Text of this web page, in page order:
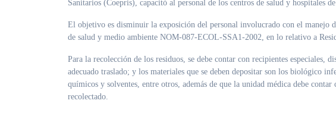
Sanitarios (Coepris), capacitó al personal de los centros de salud y hospitales
El objetivo es disminuir la exposición del personal involucrado con el
de salud y medio ambiente NOM-087-ECOL-SSA1-2002, en lo relativo a
Para la recolección de los residuos, se debe contar con recipientes especiales,
adecuado traslado; y los materiales que se deben depositar son los biológico
químicos y solventes, entre otros, además de que la unidad médica debe
recolectado.